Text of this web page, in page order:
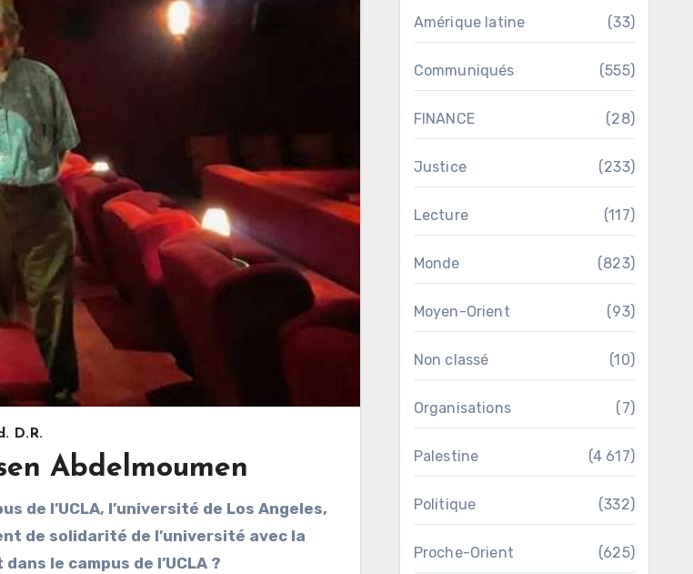
D.R.
Abdelmoumen
de l’UCLA, l’université de Los Angeles,
de solidarité de l’université avec la
le campus de l’UCLA ?
Amérique latine (33)
Communiqués (555)
FINANCE (28)
Justice (233)
Lecture (117)
Monde (823)
Moyen-Orient (93)
Non classé (10)
Organisations (7)
Palestine (4 617)
Politique (332)
Proche-Orient (625)